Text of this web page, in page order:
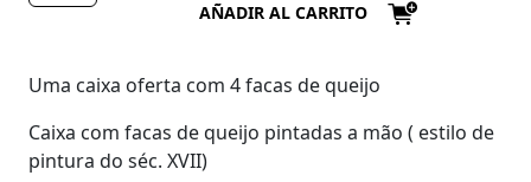
AÑADIR AL CARRITO
Uma caixa oferta com 4 facas de queijo
Caixa com facas de queijo pintadas a mão ( estilo de
pintura do séc. XVII)